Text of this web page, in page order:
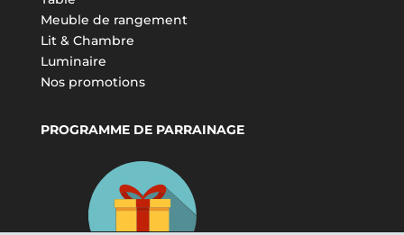
Meuble de rangement
Lit & Chambre
Luminaire
Nos promotions
PROGRAMME DE PARRAINAGE